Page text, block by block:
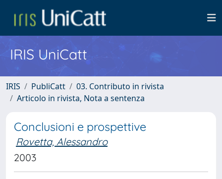
IRIS UniCatt
IRIS PubliCatt
03. Contributo in rivista
Articolo in rivista, Nota a sentenza
Conclusioni e prospettive
Rovetta, Alessandro
2003